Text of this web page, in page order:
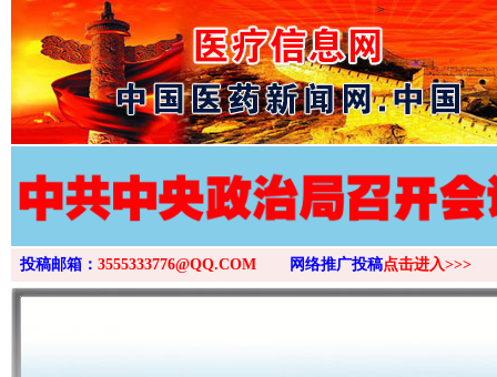
>
投稿邮箱： 3555333776@QQ.COM 网络推广投稿点击进入>>>